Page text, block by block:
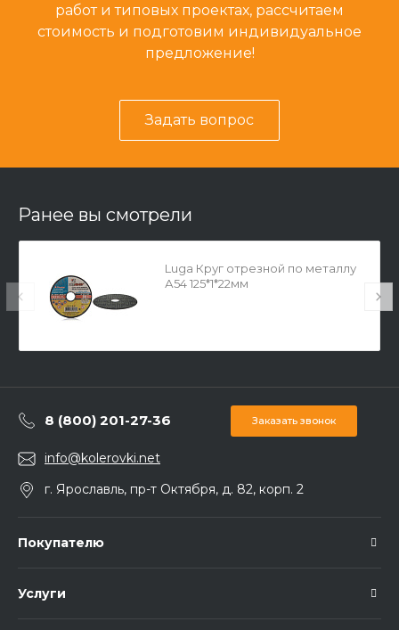
работ и типовых проектах, рассчитаем
стоимость и подготовим индивидуальное
предложение!
Задать вопрос
Ранее вы смотрели
Luga Круг отрезной по металлу
А54 125*1*22мм
8 (800) 201-27-36 Заказать звонок
info@kolerovki.net
г. Ярославль, пр-т Октября, д. 82, корп. 2
Покупателю
Услуги